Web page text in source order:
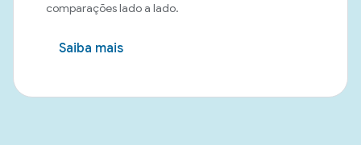
comparações lado a lado.
Saiba mais